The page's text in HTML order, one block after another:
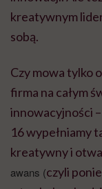
kreatywnym
sobą.
Czy mowa tylko
firma na całym
innowacyjności
16 wypełniamy
kreatywny i
awans (czyli